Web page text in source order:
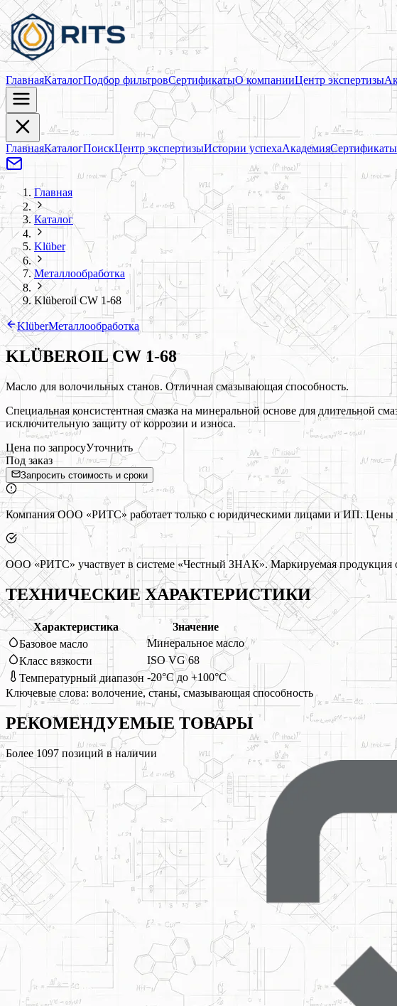
ГлавнаяКаталогПодбор фильтровСертификатыО компанииЦентр экспертизы
ГлавнаяКаталогПоискЦентр экспертизыИстории успехаАкадемияСертификаты
Главная
Каталог
Klüber
Металлообработка
Klüberoil CW 1-68
KlüberМеталлообработка
KLÜBEROIL CW 1-68
Масло для волочильных станов. Отличная смазывающая способность.
Специальная консистентная смазка на минеральной основе для длительной
исключительную защиту от коррозии и износа.
Цена по запросуУточнить
Под заказ
Запросить стоимость и сроки
Компания ООО «РИТС» работает только с юридическими лицами и ИП. Цены
ООО «РИТС» участвует в системе «Честный ЗНАК». Маркируемая продукция
ТЕХНИЧЕСКИЕ ХАРАКТЕРИСТИКИ
Характеристика
Значение
Базовое масло
Минеральное масло
Класс вязкости
ISO VG 68
Температурный диапазон -20°C до +100°C
Ключевые слова: волочение, станы, смазывающая способность
РЕКОМЕНДУЕМЫЕ ТОВАРЫ
Более 1097 позиций в наличии